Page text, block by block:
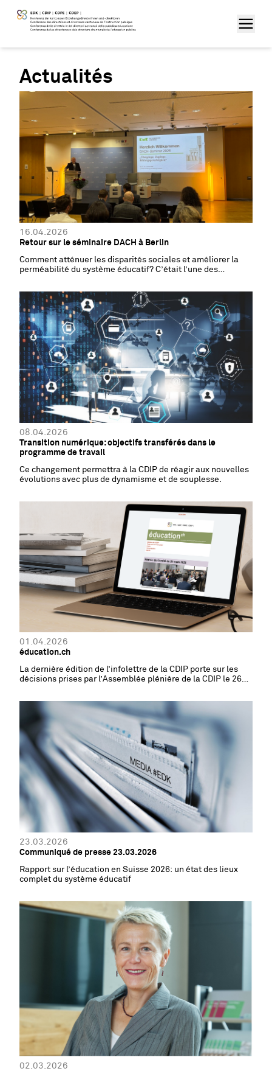
Actualités
16.04.2026
Retour sur le séminaire DACH à Berlin
Comment atténuer les disparités sociales et améliorer la
perméabilité du système éducatif? C’était l’une des
08.04.2026
Transition numérique: objectifs transférés dans le
programme de travail
Ce changement permettra à la CDIP de réagir aux nouvelles
évolutions avec plus de dynamisme et de souplesse.
01.04.2026
éducation.ch
La dernière édition de l’infolettre de la CDIP porte sur les
décisions prises par l’Assemblée plénière de la CDIP le 26
23.03.2026
Communiqué de presse 23.03.2026
Rapport sur l’éducation en Suisse 2026: un état des lieux
complet du système éducatif
02.03.2026